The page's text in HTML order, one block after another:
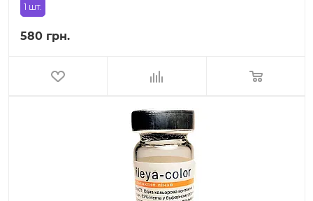
1 шт.
580 грн.